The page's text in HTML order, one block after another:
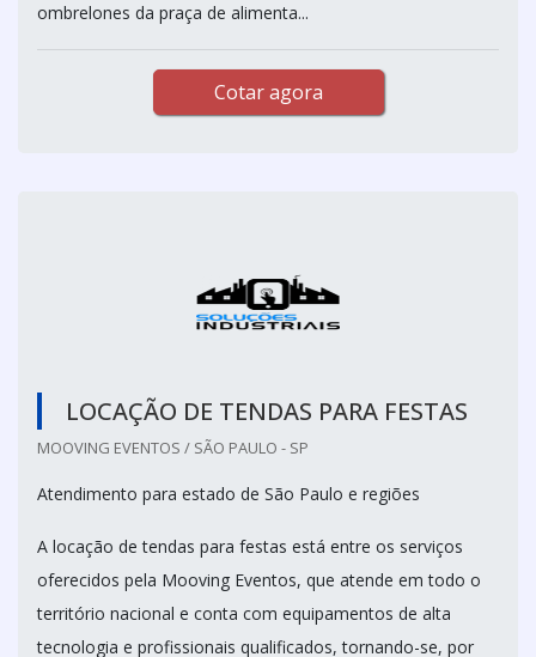
ombrelones da praça de alimenta...
Cotar agora
LOCAÇÃO DE TENDAS PARA FESTAS
MOOVING EVENTOS / SÃO PAULO - SP
Atendimento para estado de São Paulo e regiões
A locação de tendas para festas está entre os serviços
oferecidos pela Mooving Eventos, que atende em todo o
território nacional e conta com equipamentos de alta
tecnologia e profissionais qualificados, tornando-se, por